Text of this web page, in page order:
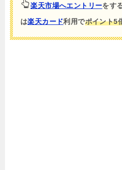
楽天市場へエントリーをす
は楽天カード利用でポイント5